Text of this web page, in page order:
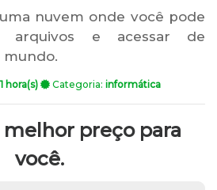
nuvem onde você pode
arquivos e acessar de
mundo.
1 hora(s) Categoria: informática
melhor preço para
você.